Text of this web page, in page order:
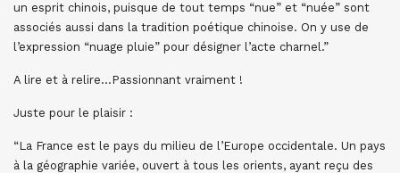
un esprit chinois, puisque de tout temps “nue” et “nuée” sont
associés aussi dans la tradition poétique chinoise. On y use de
l’expression “nuage pluie” pour désigner l’acte charnel.”
A lire et à relire…Passionnant vraiment !
Juste pour le plaisir :
“La France est le pays du milieu de l’Europe occidentale. Un pays
à la géographie variée, ouvert à tous les orients, ayant reçu des